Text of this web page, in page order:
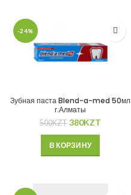
-24%
Зубная паста Blend-a-med 50мл
г.Алматы
500KZT 380KZT
В КОРЗИНУ